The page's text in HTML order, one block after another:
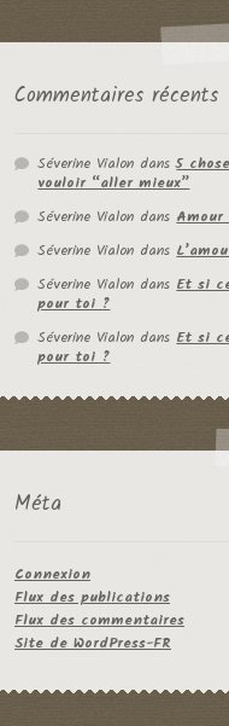
Commentaires récents
Séverine Vialon dans5
vouloir “aller mieux”
Séverine Vialon dansAmour
Séverine Vialon dans
Séverine Vialon dansEt si
pour toi ?
Séverine Vialon dansEt si
pour toi ?
Méta
Connexion
Flux des publications
Flux des commentaires
Site de WordPress-FR